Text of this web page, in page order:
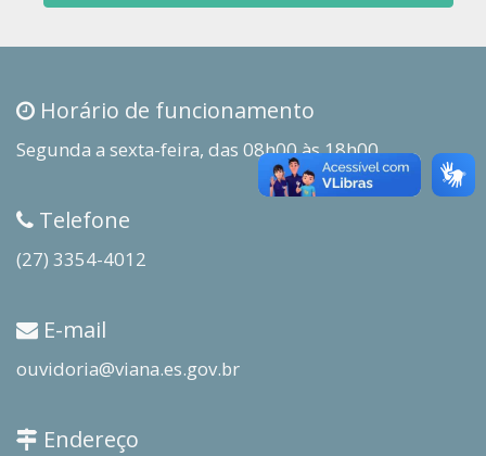
Horário de funcionamento
Segunda a sexta-feira, das 08h00 às 18h00
Telefone
(27) 3354-4012
E-mail
ouvidoria@viana.es.gov.br
Endereço